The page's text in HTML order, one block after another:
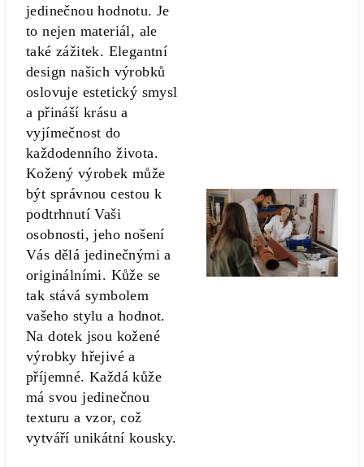
jedinečnou hodnotu. Je
to nejen materiál, ale
také zážitek. Elegantní
design našich výrobků
oslovuje estetický smysl
a přináší krásu a
vyjímečnost do
každodenního života.
Kožený výrobek může
být správnou cestou k
podtrhnutí Vaši
osobnosti, jeho nošení
Vás dělá jedinečnými a
originálními. Kůže se
tak stává symbolem
vašeho stylu a hodnot.
Na dotek jsou kožené
výrobky hřejivé a
příjemné. Každá kůže
má svou jedinečnou
texturu a vzor, což
vytváří unikátní kousky.